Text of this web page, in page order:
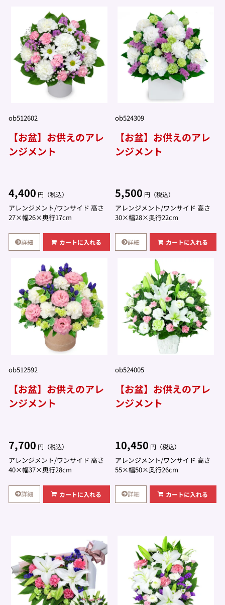
ob512602
【お盆】お供えのアレ
ンジメント
4,400 円（税込）
アレンジメント/ワンサイド 高さ
27×幅26×奥行17cm
詳細 カートに入れる
ob524309
【お盆】お供えのアレ
ンジメント
5,500 円（税込）
アレンジメント/ワンサイド 高さ
30×幅28×奥行22cm
詳細 カートに入れる
ob512592
【お盆】お供えのアレ
ンジメント
7,700 円（税込）
アレンジメント/ワンサイド 高さ
40×幅37×奥行28cm
詳細 カートに入れる
ob524005
【お盆】お供えのアレ
ンジメント
10,450 円（税込）
アレンジメント/ワンサイド 高さ
55×幅50×奥行26cm
詳細 カートに入れる